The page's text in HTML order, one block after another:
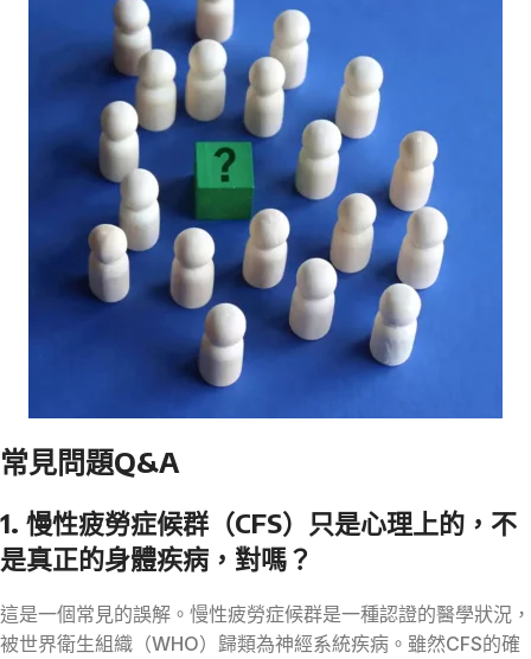
常見問題Q&A
1. 慢性疲勞症候群（CFS）只是心理上的，不
是真正的身體疾病，對嗎？
這是一個常見的誤解。慢性疲勞症候群是一種認證的醫學狀況，
被世界衛生組織（WHO）歸類為神經系統疾病。雖然CFS的確